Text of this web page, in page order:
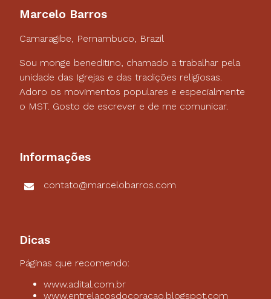
Marcelo Barros
Camaragibe, Pernambuco, Brazil
Sou monge beneditino, chamado a trabalhar pela
unidade das Igrejas e das tradições religiosas.
Adoro os movimentos populares e especialmente
o MST. Gosto de escrever e de me comunicar.
Informações
contato@marcelobarros.com
Dicas
Páginas que recomendo:
www.adital.com.br
www.entrelacosdocoracao.blogspot.com